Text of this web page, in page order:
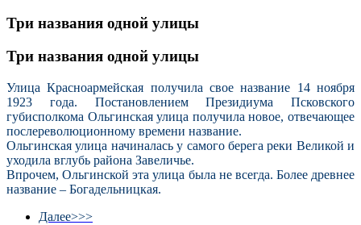
Три названия одной улицы
Три названия одной улицы
Улица Красноармейская получила свое название 14 ноября
1923 года. Постановлением Президиума Псковского
губисполкома Ольгинская улица получила новое, отвечающее
послереволюционному времени название.
Ольгинская улица начиналась у самого берега реки Великой и
уходила вглубь района Завеличье.
Впрочем, Ольгинской эта улица была не всегда. Более древнее
название – Богадельницкая.
Далее>>>